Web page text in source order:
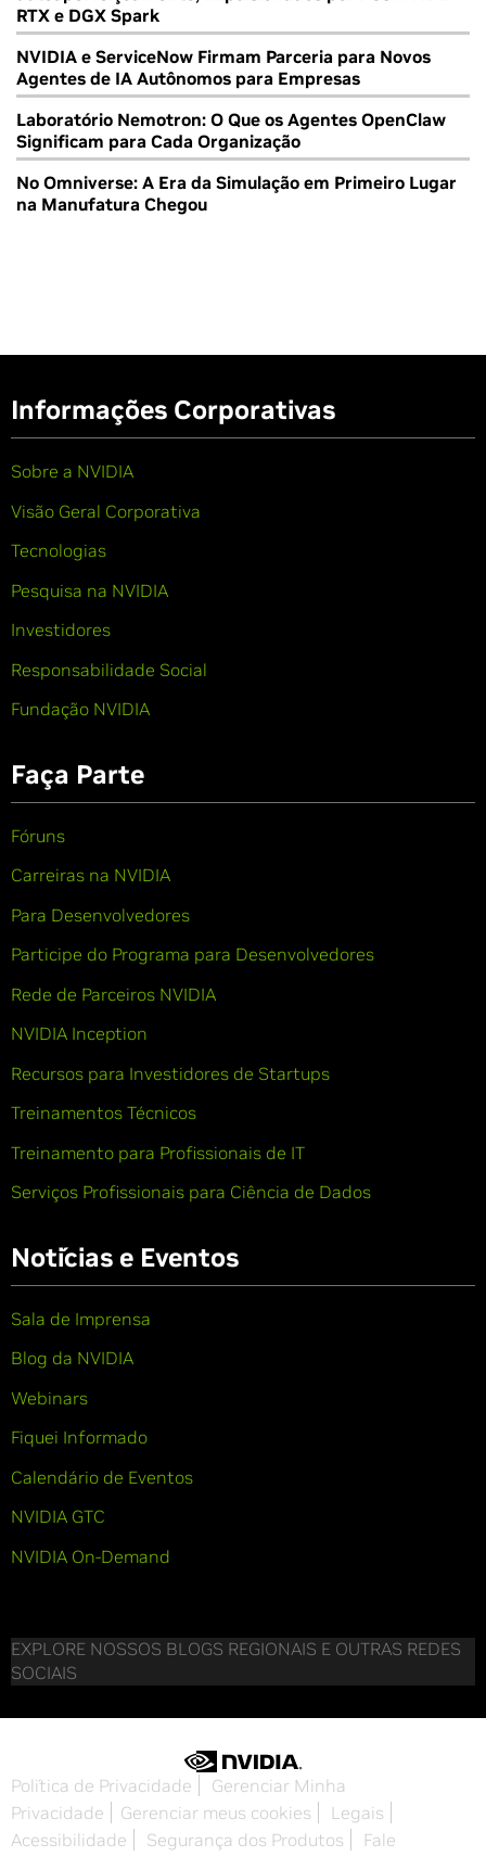
RTX e DGX Spark
NVIDIA e ServiceNow Firmam Parceria para Novos
Agentes de IA Autônomos para Empresas
Laboratório Nemotron: O Que os Agentes OpenClaw
Significam para Cada Organização
No Omniverse: A Era da Simulação em Primeiro Lugar
na Manufatura Chegou
Informações Corporativas
Sobre a NVIDIA
Visão Geral Corporativa
Tecnologias
Pesquisa na NVIDIA
Investidores
Responsabilidade Social
Fundação NVIDIA
Faça Parte
Fóruns
Carreiras na NVIDIA
Para Desenvolvedores
Participe do Programa para Desenvolvedores
Rede de Parceiros NVIDIA
NVIDIA Inception
Recursos para Investidores de Startups
Treinamentos Técnicos
Treinamento para Profissionais de IT
Serviços Profissionais para Ciência de Dados
Notícias e Eventos
Sala de Imprensa
Blog da NVIDIA
Webinars
Fiquei Informado
Calendário de Eventos
NVIDIA GTC
NVIDIA On-Demand
EXPLORE NOSSOS BLOGS REGIONAIS E OUTRAS REDES
SOCIAIS
Política de Privacidade
Gerenciar Minha
Privacidade
Gerenciar meus cookies
Legais
Acessibilidade
Segurança dos Produtos
Fale